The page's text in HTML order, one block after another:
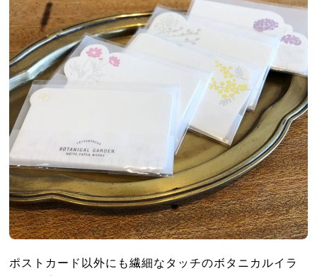
ポストカード以外にも繊細なタッチのボタニカルイラ